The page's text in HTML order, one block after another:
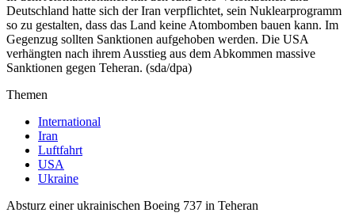
Deutschland hatte sich der Iran verpflichtet, sein Nuklearprogramm
so zu gestalten, dass das Land keine Atombomben bauen kann. Im
Gegenzug sollten Sanktionen aufgehoben werden. Die USA
verhängten nach ihrem Ausstieg aus dem Abkommen massive
Sanktionen gegen Teheran. (sda/dpa)
Themen
International
Iran
Luftfahrt
USA
Ukraine
Absturz einer ukrainischen Boeing 737 in Teheran